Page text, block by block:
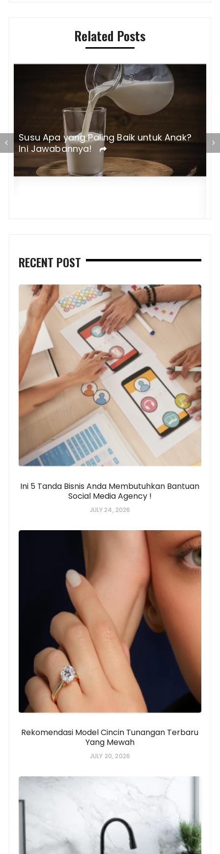
Related Posts
Susu Apa yang Paling Baik untuk Anak?
Ini Jawabannya!
RECENT POST
Ini 5 Tanda Bisnis Anda Membutuhkan Bantuan
Social Media Agency !
JULY 24, 2026
Rekomendasi Model Cincin Tunangan Terbaru
Yang Mewah
JULY 20, 2026